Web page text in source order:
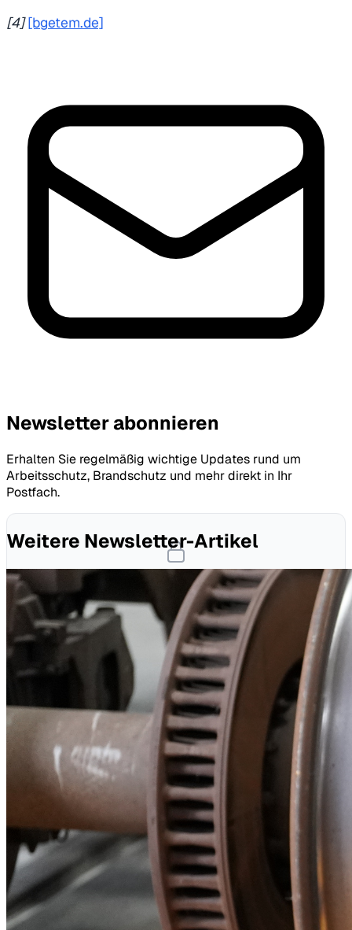
[4] [bgetem.de]
Newsletter abonnieren
Erhalten Sie regelmäßig wichtige Updates rund um
Arbeitsschutz, Brandschutz und mehr direkt in Ihr
Postfach.
Kontaktformular nicht verfügbar
Dieses Formular benötigt Marketing-Cookies, die Sie noch
nicht akzeptiert haben.
Cookie-Einstellungen öffnen
Oder kontaktieren Sie uns direkt:
+49 (0) 7321 2783 0·info@itc-graf.de
Weitere Newsletter-Artikel